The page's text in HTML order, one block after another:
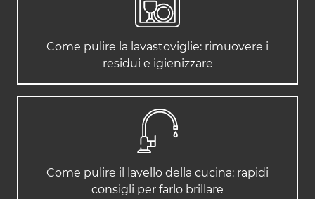
Come pulire la lavastoviglie: rimuovere i
residui e igienizzare
Come pulire il lavello della cucina: rapidi
consigli per farlo brillare